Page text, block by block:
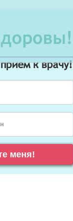
к врачу!
меня!